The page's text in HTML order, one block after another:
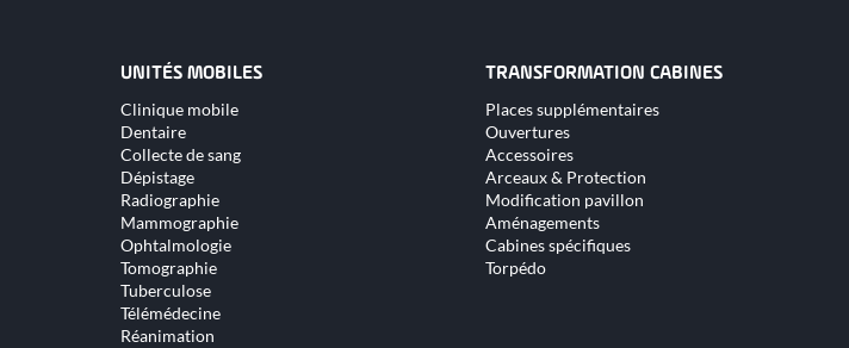
UNITÉS MOBILES
Aller
au
contenu
Clinique mobile
Dentaire
Collecte de sang
Dépistage
Radiographie
Mammographie
Ophtalmologie
Tomographie
Tuberculose
Télémédecine
Réanimation
TRANSFORMATION CABINES
Aller
au
contenu
Places supplémentaires
Ouvertures
Accessoires
Arceaux & Protection
Modification pavillon
Aménagements
Cabines spécifiques
Torpédo